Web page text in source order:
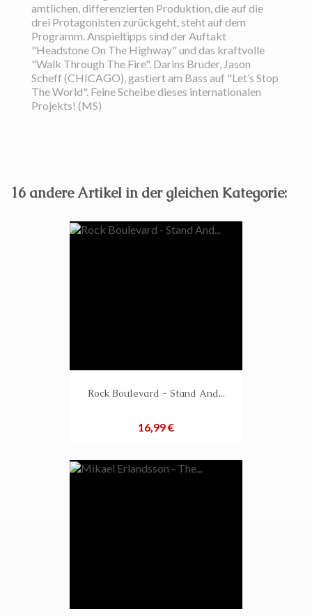
amtlichen, differenzierten Produktion, die auf die
drei Protagonisten zurückgeht, steht auf dem
Programm. Anspieltipps sind der Auftakt
"Headstone On The Highway" und das kraftvolle
"Walk Through The Fire". Darins Bruder, Jason
Scheff (CHICAGO), gastiert am Bass auf "Let’s Stop
The World". Feine Scheibe dieses internationalen
Projekts! (MS)
16 andere Artikel in der gleichen Kategorie:
Rock Boulevard - Stand And...
Preis
16,99 €